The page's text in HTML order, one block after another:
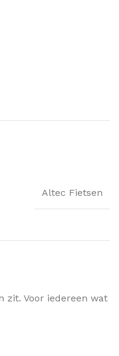
Altec Fietsen
zit. Voor iedereen wat